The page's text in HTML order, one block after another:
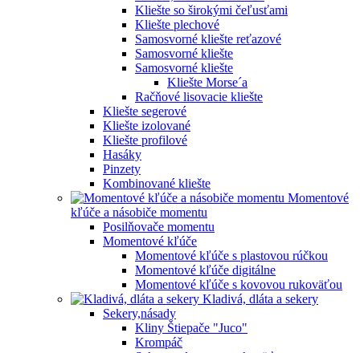
Kliešte so širokými čeľusťami
Kliešte plechové
Samosvorné kliešte reťazové
Samosvorné kliešte
Samosvorné kliešte
Kliešte Morse´a
Račňové lisovacie kliešte
Kliešte segerové
Kliešte izolované
Kliešte profilové
Hasáky
Pinzety
Kombinované kliešte
Momentové
kľúče a násobiče momentu
Posilňovače momentu
Momentové kľúče
Momentové kľúče s plastovou rúčkou
Momentové kľúče digitálne
Momentové kľúče s kovovou rukoväťou
Kladivá, dláta a sekery
Sekery,násady
Kliny Štiepače "Juco"
Krompáč